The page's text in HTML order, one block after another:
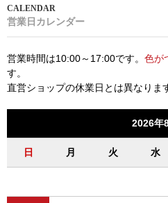
営業日カレンダー
営業時間は10:00～17:00です。 色が
す。
直営ショップの休業日とは異なりま
2026年
日 月 火 水